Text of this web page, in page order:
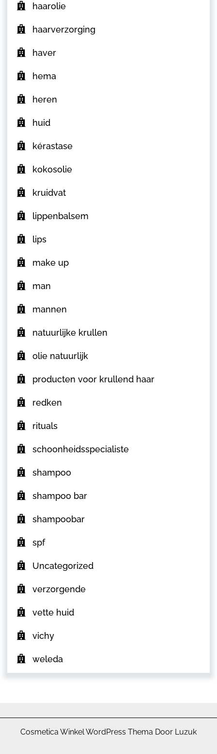
haarolie
haarverzorging
haver
hema
heren
huid
kérastase
kokosolie
kruidvat
lippenbalsem
lips
make up
man
mannen
natuurlijke krullen
olie natuurlijk
producten voor krullend haar
redken
rituals
schoonheidsspecialiste
shampoo
shampoo bar
shampoobar
spf
Uncategorized
verzorgende
vette huid
vichy
weleda
Cosmetica Winkel WordPress Thema Door Luzuk